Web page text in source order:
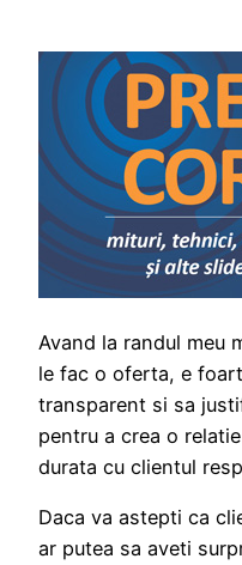
Avand la randul meu
le fac o oferta, e
transparent si sa
pentru a crea o
durata cu clientul
Daca va astepti ca
ar putea sa aveti